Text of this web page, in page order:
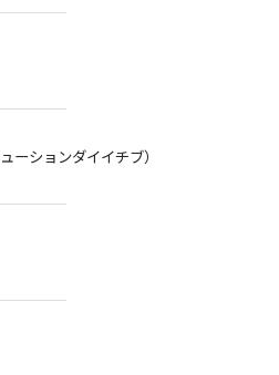
ションダイイチブ）